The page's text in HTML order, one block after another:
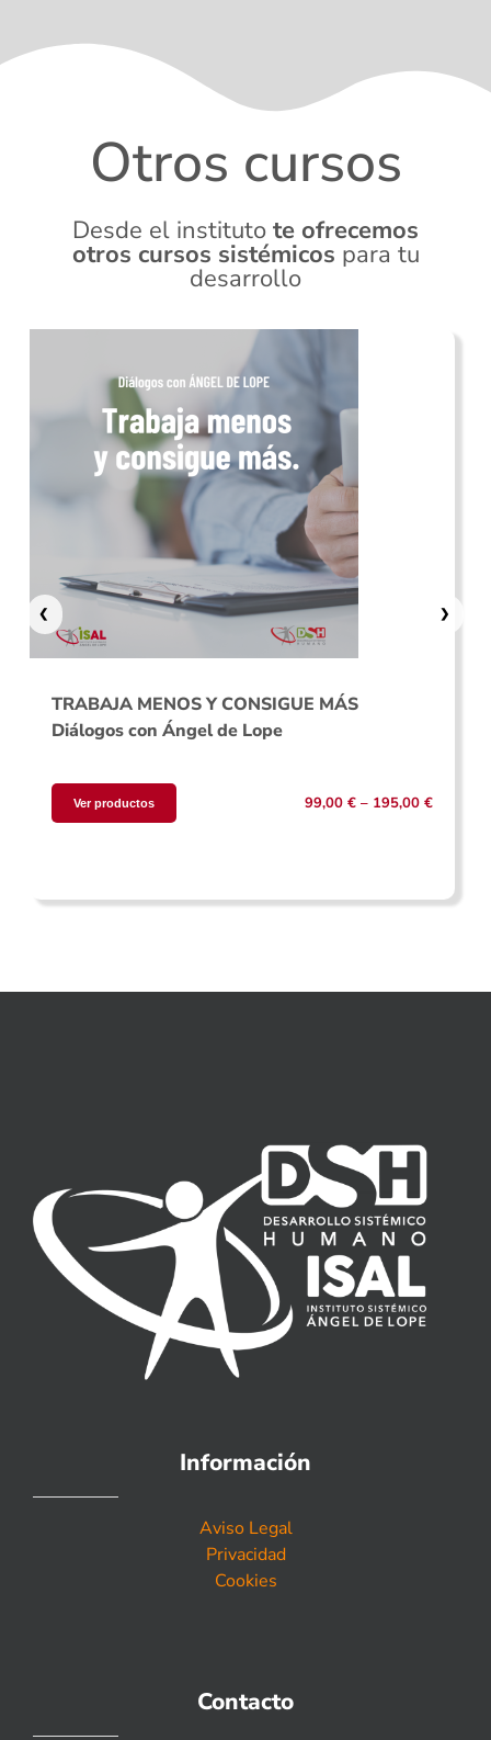
Otros cursos
Desde el instituto te ofrecemos
otros cursos sistémicos para tu
desarrollo
❮
TRABAJA MENOS Y CONSIGUE MÁS
Diálogos con Ángel de Lope
Ver productos 99,00 € – 195,00 €
❯
Información
Aviso Legal
Privacidad
Cookies
Contacto